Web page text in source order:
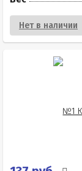
Нет в наличии